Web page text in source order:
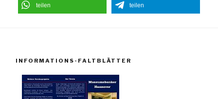
teilen teilen
INFORMATIONS-FALTBLÄTTER